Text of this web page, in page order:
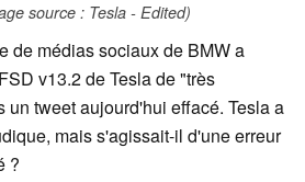
source : Tesla - Edited)
de médias sociaux de BMW a
v13.2 de Tesla de "très
un tweet aujourd'hui effacé. Tesla a
mais s'agissait-il d'une erreur
?